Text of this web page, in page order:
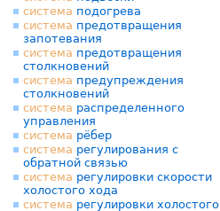
система подогрева
система предотвращения
запотевания
система предотвращения
столкновений
система предупреждения
столкновений
система распределенного
управления
система рёбер
система регулирования с
обратной связью
система регулировки скорости
холостого хода
система регулировки холостого